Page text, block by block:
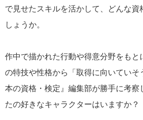
で見せたスキルを活かして、どんな資
しょうか。
作中で描かれた行動や得意分野をもと
の特技や性格から「取得に向いていそ
本の資格・検定』編集部が勝手に考察
たの好きなキャラクターはいますか？